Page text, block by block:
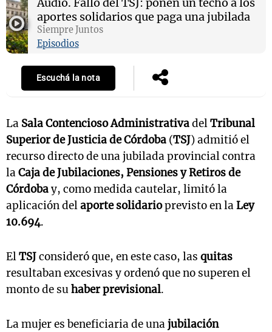
aportes solidarios que paga una jubilada
Siempre Juntos
Episodios
Escuchá la nota
La Sala Contencioso AdministrativadelTribunal
Superior de Justicia de Córdoba (TSJ) admitió el
recurso directo de una jubilada provincial contra
laCaja de Jubilaciones, Pensiones y Retiros de
Córdobay, como medida cautelar, limitó la
aplicación delaporte solidarioprevisto en laLey
10.694.
ElTSJconsideró que, en este caso, las quitas
resultaban excesivas y ordenó que no superen el
monto de suhaber previsional.
La mujer es beneficiaria de unajubilación